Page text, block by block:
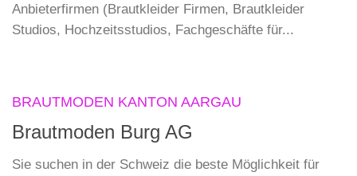
Anbieterfirmen (Brautkleider Firmen, Brautkleider
Studios, Hochzeitsstudios, Fachgeschäfte für...
BRAUTMODEN KANTON AARGAU
Brautmoden Burg AG
Sie suchen in der Schweiz die beste Möglichkeit für